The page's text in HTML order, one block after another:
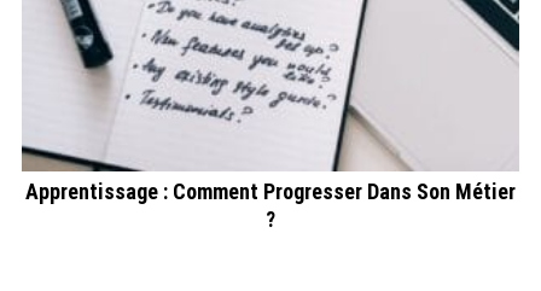
Apprentissage : Comment Progresser Dans Son Métier
?